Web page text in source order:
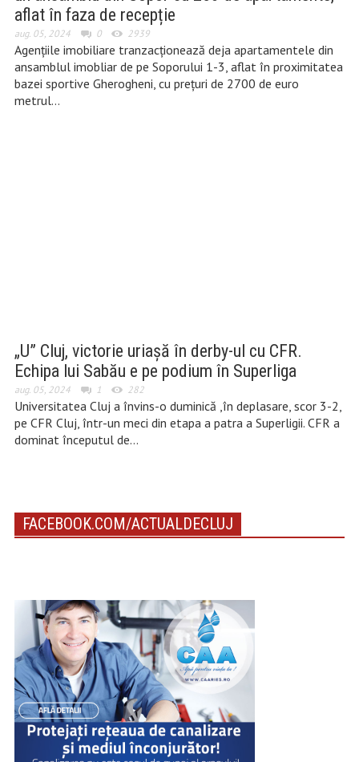
aflat în faza de recepție
aug. 05, 2024 0 2939
Agențiile imobiliare tranzacționează deja apartamentele din
ansamblul imobliar de pe Soporului 1-3, aflat în proximitatea
bazei sportive Gherogheni, cu prețuri de 2700 de euro
metrul…
„U” Cluj, victorie uriașă în derby-ul cu CFR.
Echipa lui Sabău e pe podium în Superliga
aug. 05, 2024 1 282
Universitatea Cluj a învins-o duminică ,în deplasare, scor 3-2,
pe CFR Cluj, într-un meci din etapa a patra a Superligii. CFR a
dominat începutul de…
FACEBOOK.COM/ACTUALDECLUJ